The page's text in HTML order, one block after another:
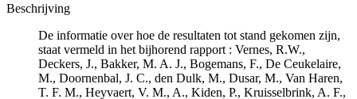
Beschrijving
De informatie over hoe de resultaten tot stand gekomen zijn,
staat vermeld in het bijhorend rapport : Vernes, R.W.,
Deckers, J., Bakker, M. A. J., Bogemans, F., De Ceukelaire,
M., Doornenbal, J. C., den Dulk, M., Dusar, M., Van Haren,
T. F. M., Heyvaert, V. M., A., Kiden, P., Kruisselbrink, A. F.,